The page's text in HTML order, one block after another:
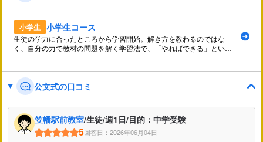
小学生 小学生コース
生徒の学力に合ったところから学習開始。解き方を教わるのではな
く、自分の力で教材の問題を解く学習法で、「やればできる」という
自己肯定感を育みます。
公文式の口コミ
笠幡駅前教室/生徒/週1日/目的：中学受験
5回答日：2026年06月04日